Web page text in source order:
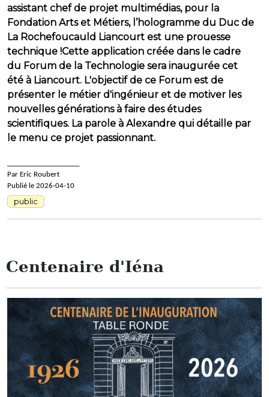
assistant chef de projet multimédias, pour la
Fondation Arts et Métiers, l’hologramme du Duc de
La Rochefoucauld Liancourt est une prouesse
technique !Cette application créée dans le cadre
du Forum de la Technologie sera inaugurée cet
été à Liancourt. L'objectif de ce Forum est de
présenter le métier d'ingénieur et de motiver les
nouvelles générations à faire des études
scientifiques. La parole à Alexandre qui détaille par
le menu ce projet passionnant.
Par Eric Roubert
Publié le 2026-04-10
public
Centenaire d'Iéna